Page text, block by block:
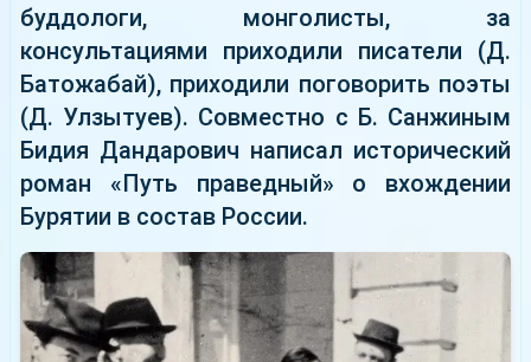
буддологи, монголисты, за
консультациями приходили писатели (Д.
Батожабай), приходили поговорить поэты
(Д. Улзытуев). Совместно с Б. Санжиным
Бидия Дандарович написал исторический
роман «Путь праведный» о вхождении
Бурятии в состав России.